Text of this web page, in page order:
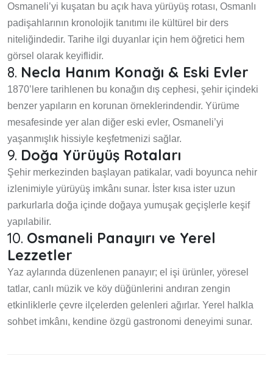
Osmaneli’yi kuşatan bu açık hava yürüyüş rotası, Osmanlı
padişahlarının kronolojik tanıtımı ile kültürel bir ders
niteliğindedir. Tarihe ilgi duyanlar için hem öğretici hem
görsel olarak keyiflidir.
8. Necla Hanım Konağı & Eski Evler
1870’lere tarihlenen bu konağın dış cephesi, şehir içindeki
benzer yapıların en korunan örneklerindendir. Yürüme
mesafesinde yer alan diğer eski evler, Osmaneli’yi
yaşanmışlık hissiyle keşfetmenizi sağlar.
9. Doğa Yürüyüş Rotaları
Şehir merkezinden başlayan patikalar, vadi boyunca nehir
izlenimiyle yürüyüş imkânı sunar. İster kısa ister uzun
parkurlarla doğa içinde doğaya yumuşak geçişlerle keşif
yapılabilir.
10. Osmaneli Panayırı ve Yerel
Lezzetler
Yaz aylarında düzenlenen panayır; el işi ürünler, yöresel
tatlar, canlı müzik ve köy düğünlerini andıran zengin
etkinliklerle çevre ilçelerden gelenleri ağırlar. Yerel halkla
sohbet imkânı, kendine özgü gastronomi deneyimi sunar.